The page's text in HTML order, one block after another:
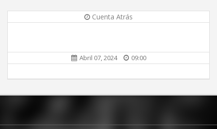
Cuenta Atrás
Abril 07, 2024 09:00